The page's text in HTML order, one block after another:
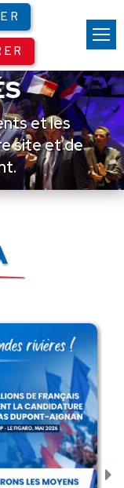
et les
site et de